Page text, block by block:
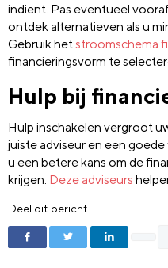
indient. Pas eventueel
ontdek alternatieven als u
Gebruik het stroomschema
financieringsvorm te
Hulp bij
Hulp inschakelen vergroot
juiste adviseur en een
u een betere kans om de
krijgen. Deze adviseurs
Deel dit bericht